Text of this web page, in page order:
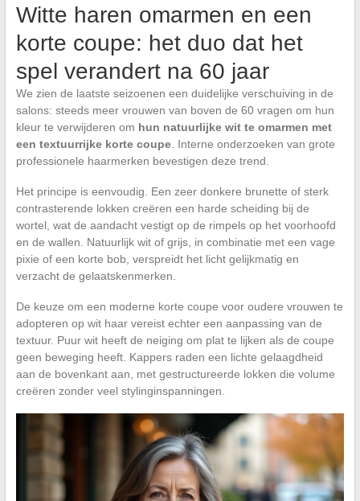
Witte haren omarmen en een
korte coupe: het duo dat het
spel verandert na 60 jaar
We zien de laatste seizoenen een duidelijke verschuiving in de
salons: steeds meer vrouwen van boven de 60 vragen om hun
kleur te verwijderen om hun natuurlijke wit te omarmen met
een textuurrijke korte coupe. Interne onderzoeken van grote
professionele haarmerken bevestigen deze trend.
Het principe is eenvoudig. Een zeer donkere brunette of sterk
contrasterende lokken creëren een harde scheiding bij de
wortel, wat de aandacht vestigt op de rimpels op het voorhoofd
en de wallen. Natuurlijk wit of grijs, in combinatie met een vage
pixie of een korte bob, verspreidt het licht gelijkmatig en
verzacht de gelaatskenmerken.
De keuze om een moderne korte coupe voor oudere vrouwen te
adopteren op wit haar vereist echter een aanpassing van de
textuur. Puur wit heeft de neiging om plat te lijken als de coupe
geen beweging heeft. Kappers raden een lichte gelaagdheid
aan de bovenkant aan, met gestructureerde lokken die volume
creëren zonder veel stylinginspanningen.